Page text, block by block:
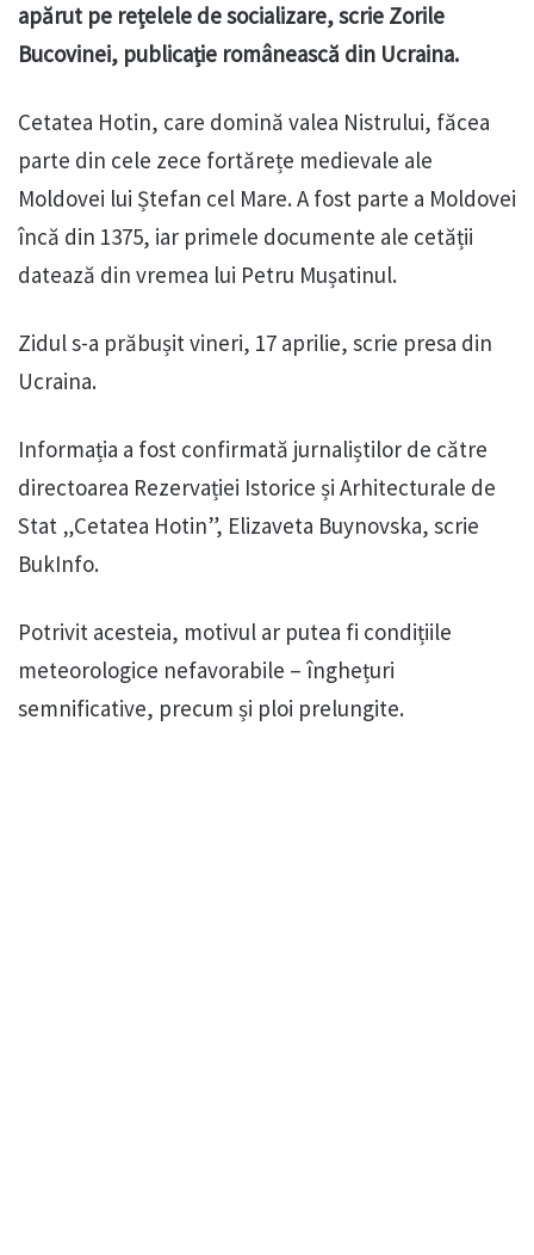
apărut pe rețelele de socializare, scrie Zorile
Bucovinei, publicație românească din Ucraina.
Cetatea Hotin, care domină valea Nistrului, făcea
parte din cele zece fortărețe medievale ale
Moldovei lui Ștefan cel Mare. A fost parte a Moldovei
încă din 1375, iar primele documente ale cetății
datează din vremea lui Petru Mușatinul.
Zidul s-a prăbușit vineri, 17 aprilie, scrie presa din
Ucraina.
Informația a fost confirmată jurnaliștilor de către
directoarea Rezervației Istorice și Arhitecturale de
Stat „Cetatea Hotin”, Elizaveta Buynovska, scrie
BukInfo.
Potrivit acesteia, motivul ar putea fi condițiile
meteorologice nefavorabile – înghețuri
semnificative, precum și ploi prelungite.